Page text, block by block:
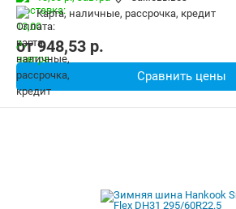
карта, наличные, рассрочка, кредит
от948,53 p.
Сравнить цены